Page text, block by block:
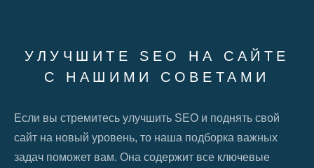
УЛУЧШИТЕ SEO НА САЙТЕ
С НАШИМИ СОВЕТАМИ
Если вы стремитесь улучшить SEO и поднять свой
сайт на новый уровень, то наша подборка важных
задач поможет вам. Она содержит все ключевые